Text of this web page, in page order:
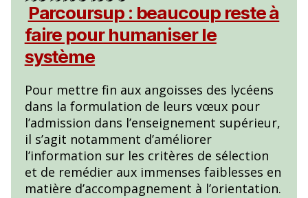
Parcoursup : beaucoup reste à
faire pour humaniser le
système
Pour mettre fin aux angoisses des lycéens
dans la formulation de leurs vœux pour
l’admission dans l’enseignement supérieur,
il s’agit notamment d’améliorer
l’information sur les critères de sélection
et de remédier aux immenses faiblesses en
matière d’accompagnement à l’orientation.